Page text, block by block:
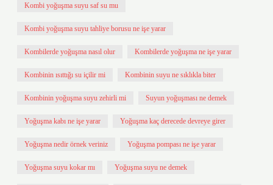
Kombi yoğuşma suyu saf su mu
Kombi yoğuşma suyu tahliye borusu ne işe yarar
Kombilerde yoğuşma nasıl olur Kombilerde yoğuşma ne işe yarar
Kombinin ısıttığı su içilir mi Kombinin suyu ne sıklıkla biter
Kombinin yoğuşma suyu zehirli mi Suyun yoğuşması ne demek
Yoğuşma kabı ne işe yarar Yoğuşma kaç derecede devreye girer
Yoğuşma nedir örnek veriniz Yoğuşma pompası ne işe yarar
Yoğuşma suyu kokar mı Yoğuşma suyu ne demek